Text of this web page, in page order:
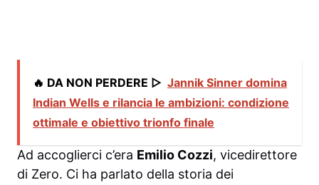
🔥 DA NON PERDERE ▷ Jannik Sinner domina
Indian Wells e rilancia le ambizioni: condizione
ottimale e obiettivo trionfo finale
Ad accoglierci c’era Emilio Cozzi, vicedirettore
di Zero. Ci ha parlato della storia dei